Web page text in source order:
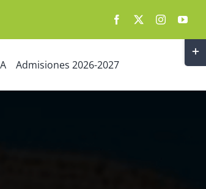
Admisiones 2026-2027